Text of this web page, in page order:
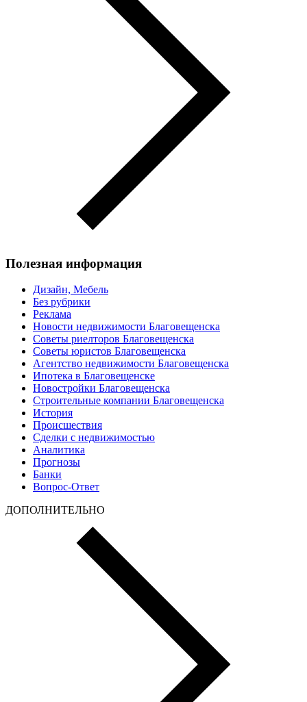
Полезная информация
Дизайн, Мебель
Без рубрики
Реклама
Новости недвижимости Благовещенска
Советы риелторов Благовещенска
Советы юристов Благовещенска
Агентство недвижимости Благовещенска
Ипотека в Благовещенске
Новостройки Благовещенска
Строительные компании Благовещенска
История
Происшествия
Сделки с недвижимостью
Аналитика
Прогнозы
Банки
Вопрос-Ответ
ДОПОЛНИТЕЛЬНО